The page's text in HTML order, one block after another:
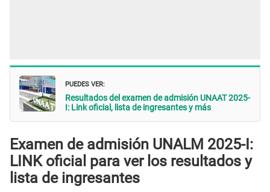
PUEDES VER:
Resultados del examen de admisión UNAAT 2025-
I: Link oficial, lista de ingresantes y más
Examen de admisión UNALM 2025-I:
LINK oficial para ver los resultados y
lista de ingresantes